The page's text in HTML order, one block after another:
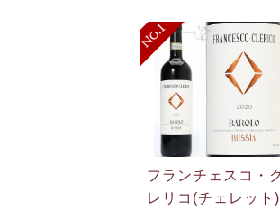
フランチェスコ・ク
レリコ(チェレッ